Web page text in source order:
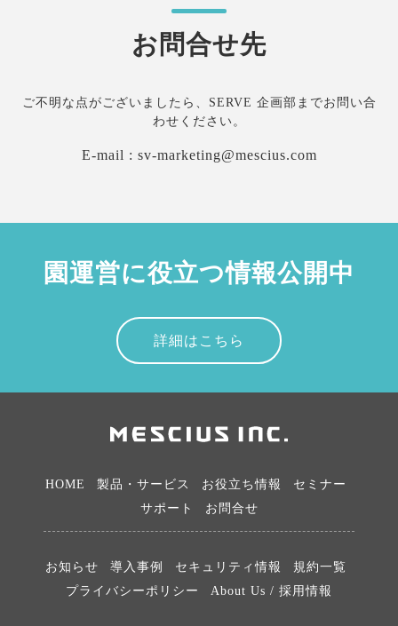
お問合せ先
ご不明な点がございましたら、SERVE 企画部までお問い合
わせください。
E-mail : sv-marketing@mescius.com
園運営に役立つ情報公開中
詳細はこちら
HOME 製品・サービス お役立ち情報
セミナー
サポート
お問合せ
お知らせ 導入事例 セキュリティ情報
規約一覧
プライバシーポリシー
About Us / 採用情報